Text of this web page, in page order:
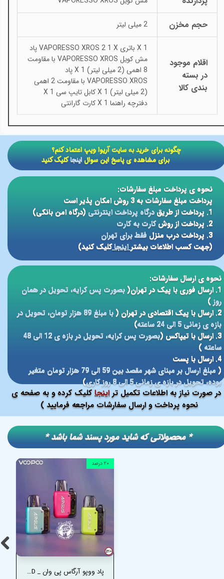
حجم مخزن 2 میلی لیتر
اقلام موجود
در بسته
بندی کالا
1 X باتری VAPORESSO XROS 2 1 X پاد
مش کویل VAPORESSO XROS با مقاومت
8 اهمی (2 میلی لیتر) 1 X پاد
VAPORESSO XROS با مقاومت 2 اهمی
(2 میلی لیتر) 1 X کابل تایپ سی 1 X
دفترچه راهنما 1 X کارت گارانتی
صورت نیاز به اطلاعات تکمیل تراینجا کلیک کرده و به صفحه ی
نحوه پرداخت و ارسال سفارشات مراجعه فرمایید )
نحوه ی پرداخت مبلغ سفارشات:
پرداخت مبلغ سفارشات به 3 روش امکان پذیر است
1. پرداخت از طریق
درگاه پرداخت اینترنتی(درگاه امن بانکی)
2. پرداخت از روش
کارت به کارت
3. پرداخت درب منزل
فقط برای تهران
(جهت کسب اطلاعات بیشتر اینجاکلیک کنید)
نحوه ی ارسال سفارشات:
1. ارسال فوری با پیک در تهران(
بصورت پس کرایه، تحویل در همان
روز)
2. ارسال با پیک اقتصادی در تهران (
با مبلغ 89 هزار تومان، تحویل در
بازه ی زمانی 5 الی 24 ساعته
)
3. ارسال با تیپاکس (
بصورت پس کرایه، تحویل در بازه ی 12 الی 48
ساعته )
4. ارسال با پست
(
مبلغ ارسال بر مبنای شهر مقصد بین 59 الی 79 هزار تومان متغیر
بوده، تحویل در بازه ی زمانی 5 الی 8 روز کاری
)
​​چگونه برای خرید به سایت آریوا ویپ اعتماد کنم؟
برای مشاهده ی پاسخ این سوالاینجاکلیک کنید
پاد ووپو آرگاس پی وان _ VOOPOO ARGUS P1 POD
۲۰ درصد
​​* محصولاتی که شاید مورد پسند شما باشد *